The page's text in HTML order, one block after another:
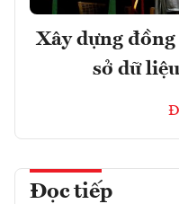
Xây dựng
sở dữ
Đọc tiếp